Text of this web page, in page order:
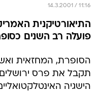
14.3.2001 / 11:16
התיאורטיקנית
פועלה רב השנים
הסופרת, המחזאית
הישגיה